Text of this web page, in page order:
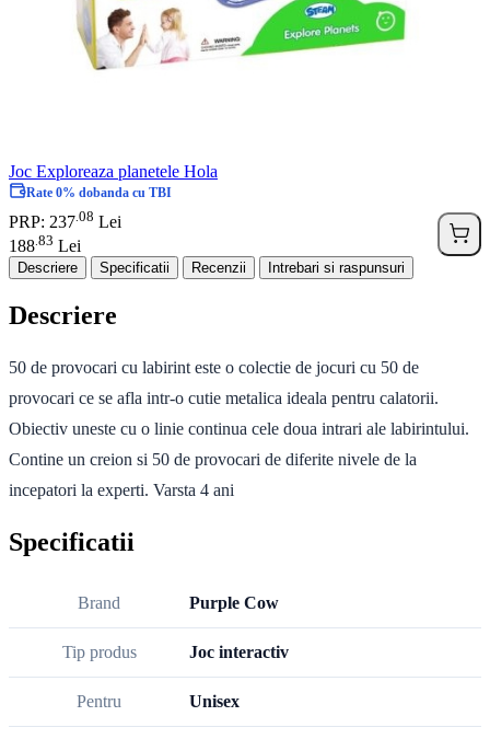
Joc Exploreaza planetele Hola
Rate 0% dobanda cu TBI
PRP: 237 08 Lei
188 83 Lei
Descriere Specificatii Recenzii Intrebari si raspunsuri
Descriere
50 de provocari cu labirint este o colectie de jocuri cu 50 de
provocari ce se afla intr-o cutie metalica ideala pentru calatorii.
Obiectiv uneste cu o linie continua cele doua intrari ale labirintului.
Contine un creion si 50 de provocari de diferite nivele de la
incepatori la experti. Varsta 4 ani
Specificatii
Brand Purple Cow
Tip produs Joc interactiv
Pentru Unisex